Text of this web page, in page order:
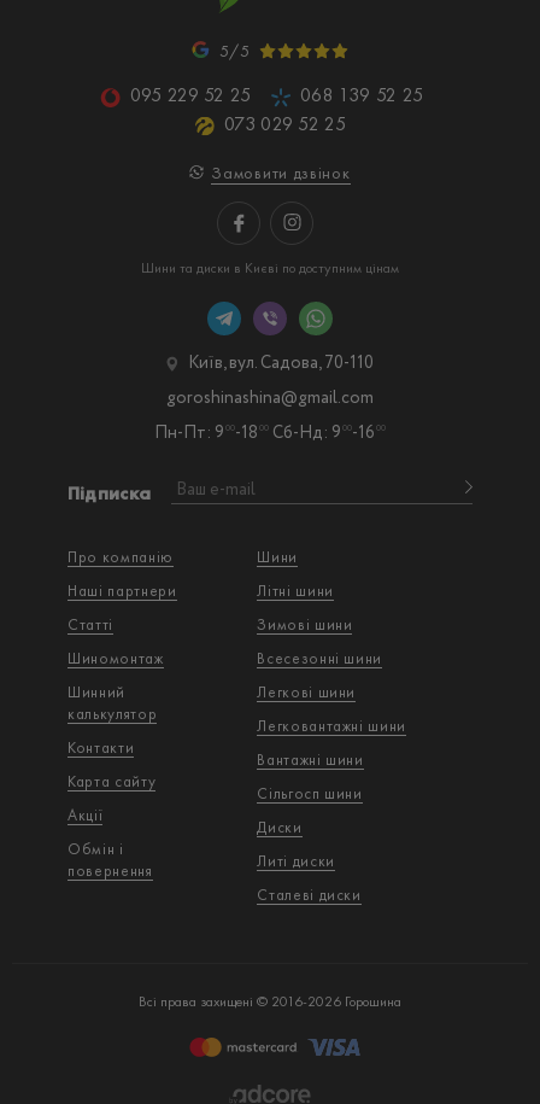
5/5
095 229 52 25
068 139 52 25
073 029 52 25
Замовити дзвінок
Шини та диски в Києві по доступним цінам
Про компанію
Наші партнери
Статті
Шиномонтаж
Шинний
калькулятор
Контакти
Карта сайту
Акції
Обмін і
повернення
Шини
Літні шини
Зимові шини
Всесезонні шини
Легкові шини
Легковантажнi шини
Вантажнi шини
Сільгосп шини
Диски
Литі диски
Сталеві диски
Підписка
Київ, вул. Садова, 70-110
Пн-Пт: 9 00-18 00 Сб-Нд: 9 00-16 00
goroshinashina@gmail.com
Всі права захищені © 2016-2026 Горошина